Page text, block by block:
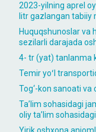
2023-yilning aprel
litr gazlangan tabiiy
Huquqshunoslar va
sezilarli darajada
4- tr (yat) tanlanma
Temir yoʻl
Tog‘-kon sanoati va
Taʼlim sohasidagi
oliy taʼlim